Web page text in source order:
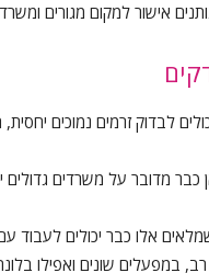
אישור למקום מגורים
בודקים רמה 3 – חשמלאים אלו כבר
במפעלים שונים ואפילו